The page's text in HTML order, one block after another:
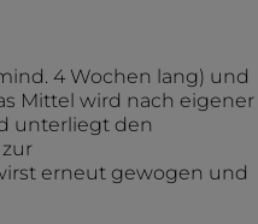
4 Wochen lang) und
Mittel wird nach eigener
unterliegt den
erneut gewogen und